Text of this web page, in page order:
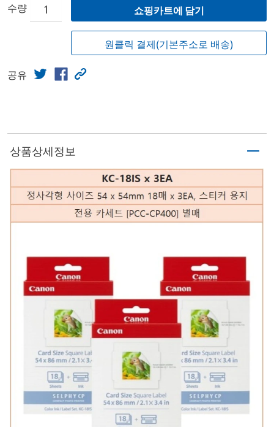
수량 쇼핑카트에 담기
원클릭 결제(기본주소로 배송)
공유
상품상세정보